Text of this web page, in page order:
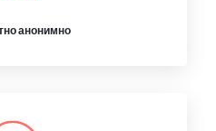
анонимно